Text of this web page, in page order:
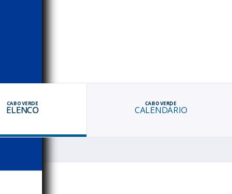
CABO VERDE
ELENCO
CABO VERDE
CALENDÁRIO